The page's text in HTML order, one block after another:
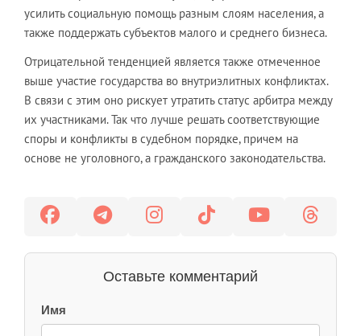
усилить социальную помощь разным слоям населения, а
также поддержать субъектов малого и среднего бизнеса.
Отрицательной тенденцией является также отмеченное
выше участие государства во внутриэлитных конфликтах.
В связи с этим оно рискует утратить статус арбитра между
их участниками. Так что лучше решать соответствующие
споры и конфликты в судебном порядке, причем на
основе не уголовного, а гражданского законодательства.
Оставьте комментарий
Имя